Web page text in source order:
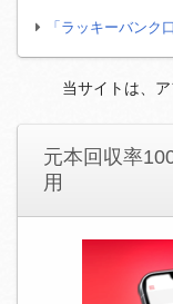
「ラッキーバンク
当サイトは、
元本回収率
用